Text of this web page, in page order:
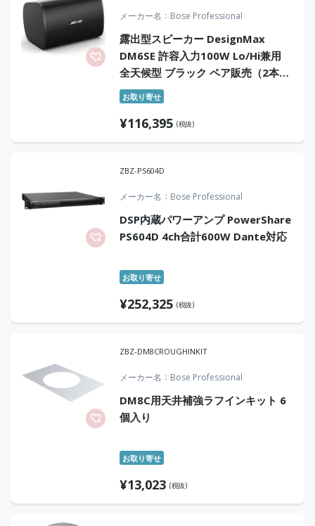
メーカー名 Bose Professional
露出型スピーカー DesignMax
DM6SE 許容入力100W Lo/Hi兼用
全天候型 ブラック ペア販売（2本1
組）
お取り寄せ
¥116,395 (税抜)
ZBZ-PS604D
メーカー名 Bose Professional
DSP内蔵パワーアンプ PowerShare
PS604D 4ch合計600W Dante対応
お取り寄せ
¥252,325 (税抜)
ZBZ-DM8CROUGHINKIT
メーカー名 Bose Professional
DM8C用天井補強ラフインキット 6
個入り
お取り寄せ
¥13,023 (税抜)